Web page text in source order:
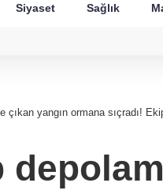
Siyaset Sağlık
çıkan yangın ormana sıçradı!